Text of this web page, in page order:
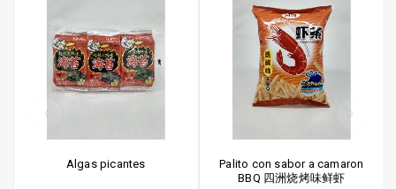
Algas picantes
Palito con sabor a camaron
BBQ 四洲烧烤味鲜虾